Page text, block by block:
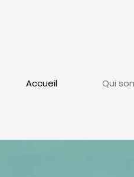
Accueil Qui